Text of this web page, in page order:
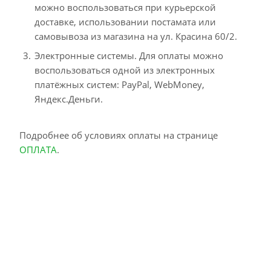
можно воспользоваться при курьерской
доставке, использовании постамата или
самовывоза из магазина на ул. Красина 60/2.
Электронные системы. Для оплаты можно
воспользоваться одной из электронных
платёжных систем: PayPal, WebMoney,
Яндекс.Деньги.
Подробнее об условиях оплаты на странице
ОПЛАТА.